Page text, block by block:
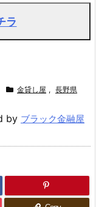
ラ
金貸し屋 , 長野県
by ブラック金融屋